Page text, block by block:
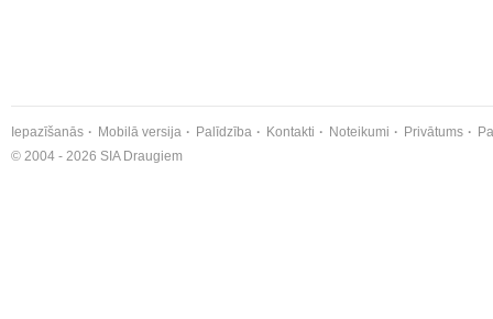
Iepazīšanās Mobilā versija Palīdzība Kontakti Noteikumi Privātums
© 2004 - 2026 SIA Draugiem